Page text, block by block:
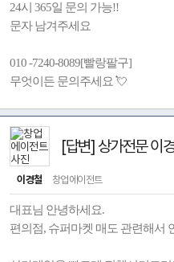
24시 365일 문의 가능!!
문자 남겨주세요
010 -7240-8089[빨랑팔구]
무엇이든 문의주세요 💘
[답변] 상가전문
이경철 창업에이전트
대표님 안녕하세요.
편의점, 슈퍼마켓 매도 관련해서